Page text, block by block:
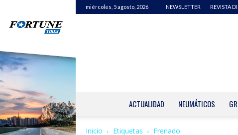
miércoles, 5 agosto, 2026 NEWSLETTER REVISTA
ACTUALIDAD NEUMÁTICOS
Inicio Etiquetas Frenado